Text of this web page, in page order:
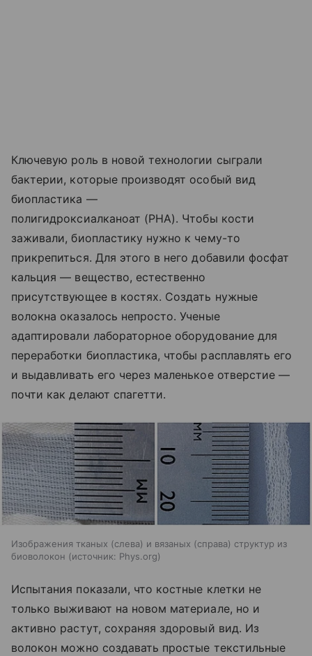
Ключевую роль в новой технологии сыграли
бактерии, которые производят особый вид
биопластика —
полигидроксиалканоат (PHA). Чтобы кости
заживали, биопластику нужно к чему-то
прикрепиться. Для этого в него добавили фосфат
кальция — вещество, естественно
присутствующее в костях. Создать нужные
волокна оказалось непросто. Ученые
адаптировали лабораторное оборудование для
переработки биопластика, чтобы расплавлять его
и выдавливать его через маленькое отверстие —
почти как делают спагетти.
Изображения тканых (слева) и вязаных (справа) структур из
биоволокон
источник: Phys.org
Испытания показали, что костные клетки не
только выживают на новом материале, но и
активно растут, сохраняя здоровый вид. Из
волокон можно создавать простые текстильные